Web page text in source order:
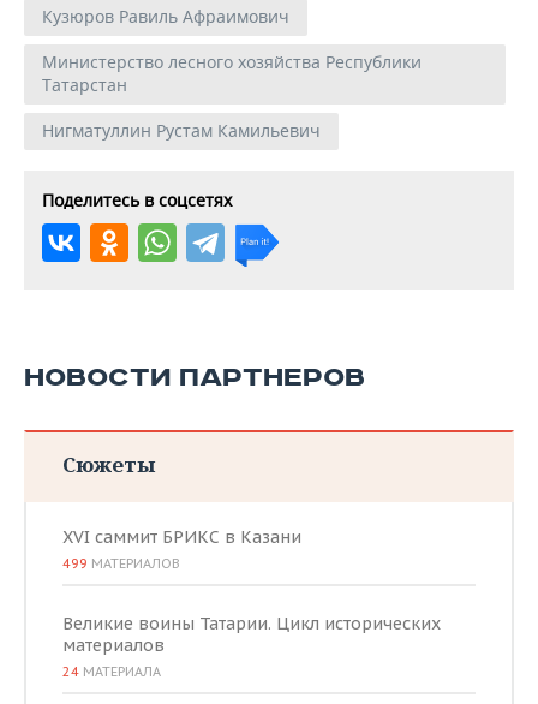
Кузюров Равиль Афраимович
Министерство лесного хозяйства Республики
Татарстан
Нигматуллин Рустам Камильевич
Поделитесь в соцсетях
НОВОСТИ ПАРТНЕРОВ
Сюжеты
XVI саммит БРИКС в Казани
499 МАТЕРИАЛОВ
Великие воины Татарии. Цикл исторических
материалов
24 МАТЕРИАЛА